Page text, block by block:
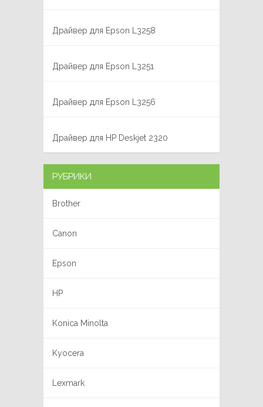
Драйвер для Epson L3258
Драйвер для Epson L3251
Драйвер для Epson L3256
Драйвер для HP Deskjet 2320
РУБРИКИ
Brother
Canon
Epson
HP
Konica Minolta
Kyocera
Lexmark